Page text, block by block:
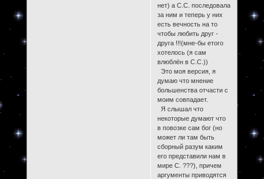
нет) а С.С. последовала
за ним и теперь у них
есть вечность на то
чтобы любить друг -
друга !!!(мне-бы етого
хотелось (я сам
влюблён в С.С.))
Это моя версия, я
думаю что мнение
большенства отчасти с
моим совпадает.
Я слышал что
некоторые думают что
в повозке сам бог (но
может ли там быть
сборный разум каким
его представили нам в
мире С. ???), причем
аргументы приводятся